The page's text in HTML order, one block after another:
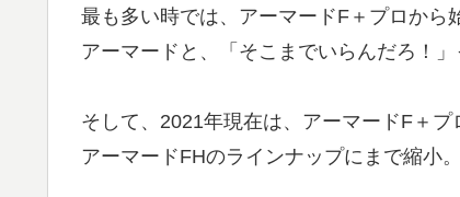
最も多い時では、アーマードF＋プロから
アーマードと、「そこまでいらんだろ！
そして、2021年現在は、アーマードF＋
アーマードFHのラインナップにまで縮小。